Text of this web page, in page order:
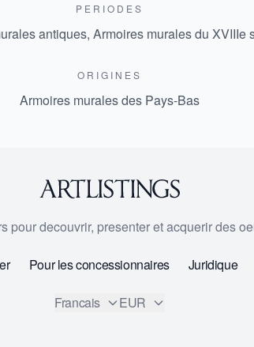
PERIODES
antiques, Armoires murales du XVIIIe
ORIGINES
Armoires murales des Pays-Bas
decouvrir, presenter et acquerir des
Pour les concessionnaires Juridique
Francais EUR